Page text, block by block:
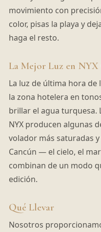
movimiento con
color, pisas la playa y
haga el resto.
La Mejor Luz en NYX
La luz de última hora de
la zona hotelera en
brillar el agua turquesa.
NYX producen algunas
volador más saturadas
Cancún — el cielo, el
combinan de un modo
edición.
Qué Llevar
Nosotros